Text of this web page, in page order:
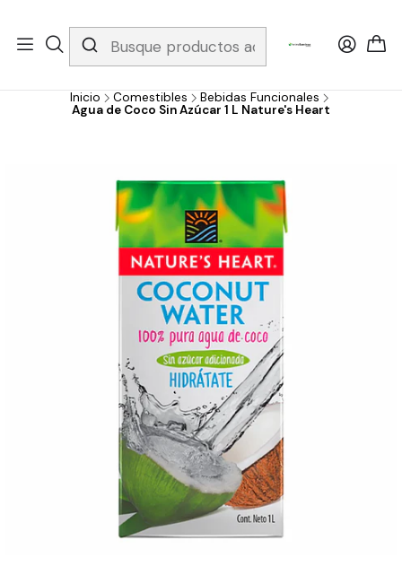
Whatsapp 3229079958/ Fijo 6019251796 / Envios a todo el país y
gratis apartir de 199.000!
Inicio Comestibles
Bebidas Funcionales
Agua de Coco Sin Azúcar 1 L Nature's Heart